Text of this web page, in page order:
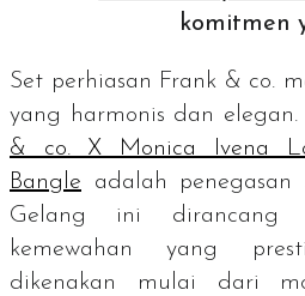
komitmen
Set perhiasan Frank & co.
yang harmonis dan elegan.
& co. X Monica Ivena
Bangle adalah
Gelang ini dirancang
kemewahan yang
dikenakan mulai dari